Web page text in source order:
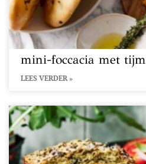
mini-foccacia met tijm
LEES VERDER »